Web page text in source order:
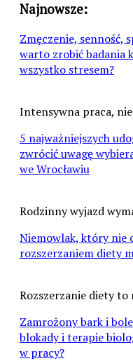
Najnowsze:
Zmęczenie, senność,
warto zrobić badania
wszystko stresem?
Intensywna praca,
5 najważniejszych
zwrócić uwagę
we Wrocławiu
Rodzinny wyjazd
Niemowlak, który nie
rozszerzaniem diety
Rozszerzanie diety
Zamrożony bark i
blokady i terapie
w pracy?